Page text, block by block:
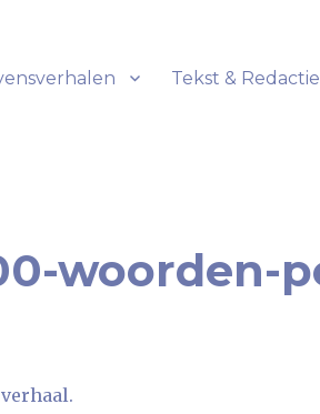
Tekst & Redactie
woorden-